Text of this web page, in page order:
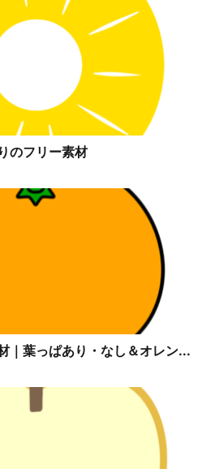
のフリー素材
｜葉っぱあり・なし＆オレン...